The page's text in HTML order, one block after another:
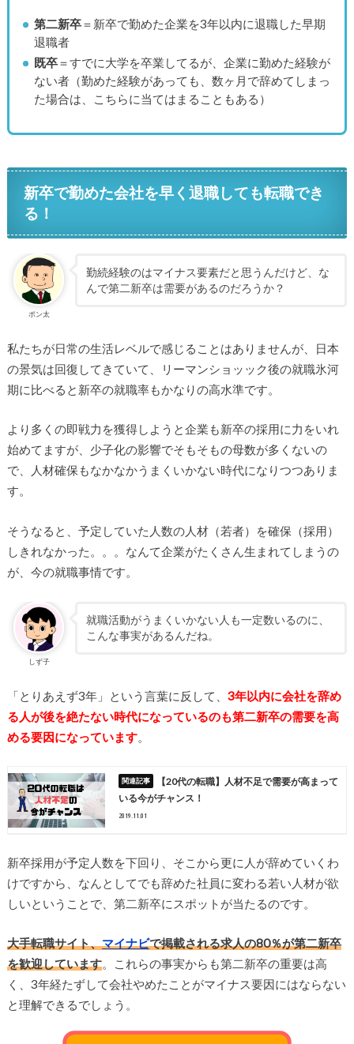
第二新卒＝新卒で勤めた企業を3年以内に退職した早期
退職者
既卒＝すでに大学を卒業してるが、企業に勤めた経験が
ない者（勤めた経験があっても、数ヶ月で辞めてしまっ
た場合は、こちらに当てはまることもある）
新卒で勤めた会社を早く退職しても転職でき
る！
ポン太
勤続経験のはマイナス要素だと思うんだけど、な
んで第二新卒は需要があるのだろうか？
私たちが日常の生活レベルで感じることはありませんが、日本
の景気は回復してきていて、リーマンショッック後の就職氷河
期に比べると新卒の就職率もかなりの高水準です。
より多くの即戦力を獲得しようと企業も新卒の採用に力をいれ
始めてますが、少子化の影響でそもそもの母数が多くないの
で、人材確保もなかなかうまくいかない時代になりつつありま
す。
そうなると、予定していた人数の人材（若者）を確保（採用）
しきれなかった。。。なんて企業がたくさん生まれてしまうの
が、今の就職事情です。
しず子
就職活動がうまくいかない人も一定数いるのに、
こんな事実があるんだね。
「とりあえず3年」という言葉に反して、 3年以内に会社を辞め
る人が後を絶たない時代になっているのも第二新卒の需要を高
める要因になっています。
【20代の転職】人材不足で需要が高まって
いる今がチャンス！
2019.11.01
新卒採用が予定人数を下回り、そこから更に人が辞めていくわ
けですから、なんとしてでも辞めた社員に変わる若い人材が欲
しいということで、第二新卒にスポットが当たるのです。
大手転職サイト、マイナビで掲載される求人の80％が第二新卒
を歓迎しています。これらの事実からも第二新卒の重要は高
く、3年経たずして会社やめたことがマイナス要因にはならない
と理解できるでしょう。